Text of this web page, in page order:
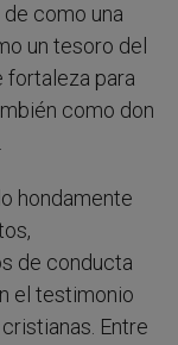
como una
un tesoro del
fortaleza para
como don
hondamente
de conducta
el testimonio
Entre